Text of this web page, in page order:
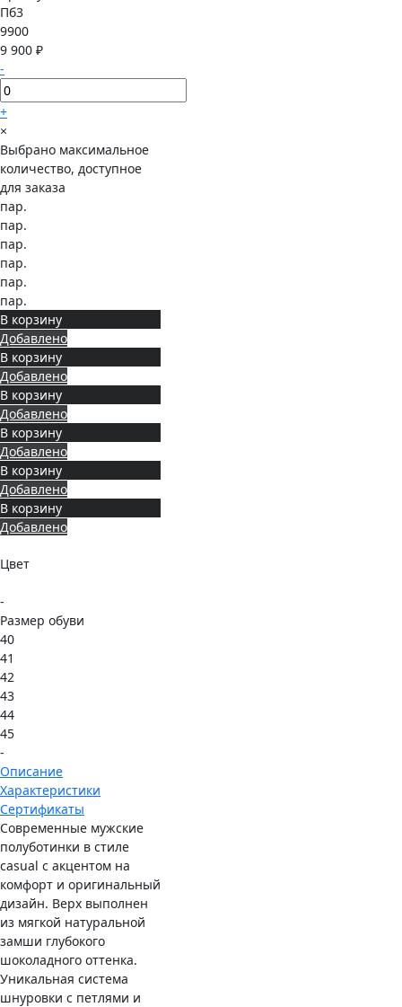
Пб3
9900
9 900 ₽
-
+
×
Выбрано максимальное
количество, доступное
для заказа
пар.
пар.
пар.
пар.
пар.
пар.
В корзину
Добавлено
В корзину
Добавлено
В корзину
Добавлено
В корзину
Добавлено
В корзину
Добавлено
В корзину
Добавлено
Цвет
-
Размер обуви
40
41
42
43
44
45
-
Описание
Характеристики
Сертификаты
Современные мужские
полуботинки в стиле
casual с акцентом на
комфорт и оригинальный
дизайн. Верх выполнен
из мягкой натуральной
замши глубокого
шоколадного оттенка.
Уникальная система
шнуровки с петлями и